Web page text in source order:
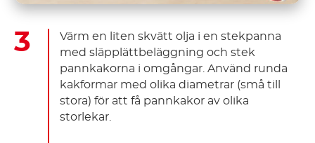
Värm en liten skvätt olja i en stekpanna
med släpplättbeläggning och stek
pannkakorna i omgångar. Använd runda
kakformar med olika diametrar (små till
stora) för att få pannkakor av olika
storlekar.